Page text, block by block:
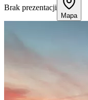
Brak prezentacji
Mapa